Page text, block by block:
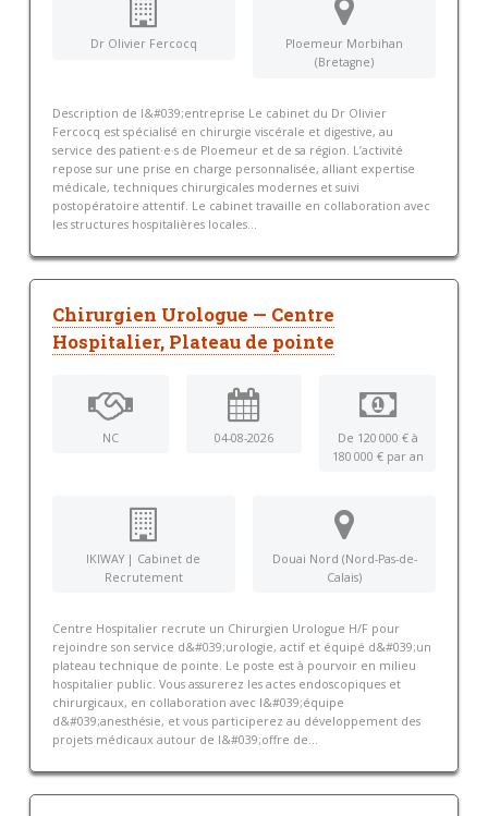
Dr Olivier Fercocq
Ploemeur Morbihan
(Bretagne)
Description de l&#039;entreprise Le cabinet du Dr Olivier
Fercocq est spécialisé en chirurgie viscérale et digestive, au
service des patient·e·s de Ploemeur et de sa région. L’activité
repose sur une prise en charge personnalisée, alliant expertise
médicale, techniques chirurgicales modernes et suivi
postopératoire attentif. Le cabinet travaille en collaboration avec
les structures hospitalières locales...
Chirurgien Urologue — Centre
Hospitalier, Plateau de pointe
NC 04-08-2026
De 120 000 € à
180 000 € par an
IKIWAY | Cabinet de
Recrutement
Douai Nord (Nord-Pas-de-
Calais)
Centre Hospitalier recrute un Chirurgien Urologue H/F pour
rejoindre son service d&#039;urologie, actif et équipé d&#039;un
plateau technique de pointe. Le poste est à pourvoir en milieu
hospitalier public. Vous assurerez les actes endoscopiques et
chirurgicaux, en collaboration avec l&#039;équipe
d&#039;anesthésie, et vous participerez au développement des
projets médicaux autour de l&#039;offre de...